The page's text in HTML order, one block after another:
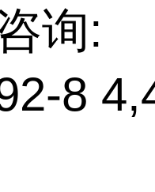
询:
8